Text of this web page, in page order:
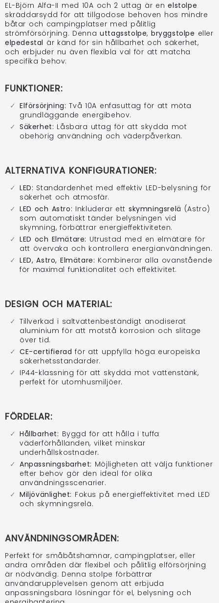
EL-Björn Alfa-II med 10A och 2 uttag är enelstolpe
skräddarsydd för att tillgodose behoven hos mindre
båtar och campingplatser med pålitlig
strömförsörjning. Dennauttagsstolpe,bryggstolpe eller
elpedestal är känd för sin hållbarhet och säkerhet,
och erbjuder nu även flexibla val för att matcha
specifika behov:
FUNKTIONER:
Elförsörjning: Två 10A enfasuttag för att möta
grundläggande energibehov.
Säkerhet: Låsbara uttag för att skydda mot
obehörig användning och väderpåverkan.
ALTERNATIVA KONFIGURATIONER:
LED: Standardenhet med effektiv LED-belysning för
säkerhet och atmosfär.
LED och Astro: Inkluderar ettskymningsrelä (Astro)
som automatiskt tänder belysningen vid
skymning, förbättrar energieffektiviteten.
LED och Elmätare: Utrustad med en elmätare för
att övervaka och kontrollera energianvändningen.
LED, Astro, Elmätare: Kombinerar alla ovanstående
för maximal funktionalitet och effektivitet.
DESIGN OCH MATERIAL:
Tillverkad i saltvattenbeständigt anodiserat
aluminium för att motstå korrosion och slitage
över tid.
CE-certifierad för att uppfylla höga europeiska
säkerhetsstandarder.
IP44-klassning för att skydda mot vattenstänk,
perfekt för utomhusmiljöer.
FÖRDELAR:
Hållbarhet: Byggd för att hålla i tuffa
väderförhållanden, vilket minskar
underhållskostnader.
Anpassningsbarhet: Möjligheten att välja funktioner
efter behov gör den ideal för olika
användningsscenarier.
Miljövänlighet: Fokus på energieffektivitet med LED
och skymningsrelä.
ANVÄNDNINGSOMRÅDEN:
Perfekt för småbåtshamnar, campingplatser, eller
andra områden där flexibel och pålitlig elförsörjning
är nödvändig. Denna stolpe förbättrar
användarupplevelsen genom att erbjuda
anpassningsbara lösningar för el, belysning och